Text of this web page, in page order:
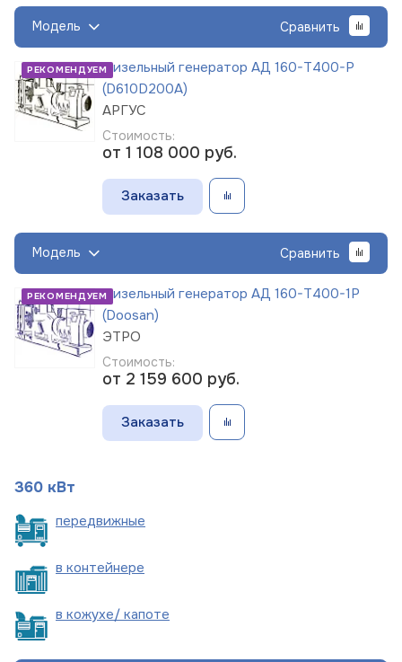
Модель Сравнить
РЕКОМЕНДУЕМДизельный генератор АД 160-Т400-Р
(D610D200A)
АРГУС
Стоимость:
от 1 108 000 руб.
Заказать
Модель Сравнить
РЕКОМЕНДУЕМДизельный генератор АД 160-Т400-1Р
(Doosan)
ЭТРО
Стоимость:
от 2 159 600 руб.
Заказать
360 кВт
передвижные
в контейнере
в кожухе/ капоте